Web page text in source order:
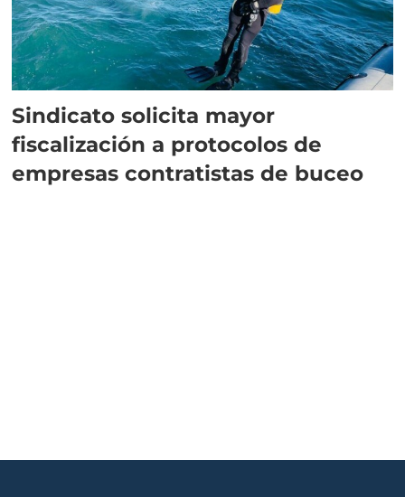
Sindicato solicita mayor
fiscalización a protocolos de
empresas contratistas de buceo